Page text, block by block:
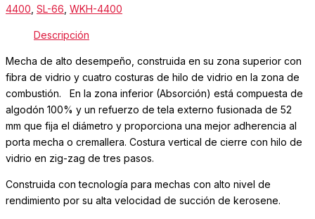
4400 SL-66 WKH-4400
Descripción
Mecha de alto desempeño, construida en su zona superior con
fibra de vidrio y cuatro costuras de hilo de vidrio en la zona de
combustión. En la zona inferior (Absorción) está compuesta de
algodón 100% y un refuerzo de tela externo fusionada de 52
mm que fija el diámetro y proporciona una mejor adherencia al
porta mecha o cremallera. Costura vertical de cierre con hilo de
vidrio en zig-zag de tres pasos.
Construida con tecnología para mechas con alto nivel de
rendimiento por su alta velocidad de succión de kerosene.